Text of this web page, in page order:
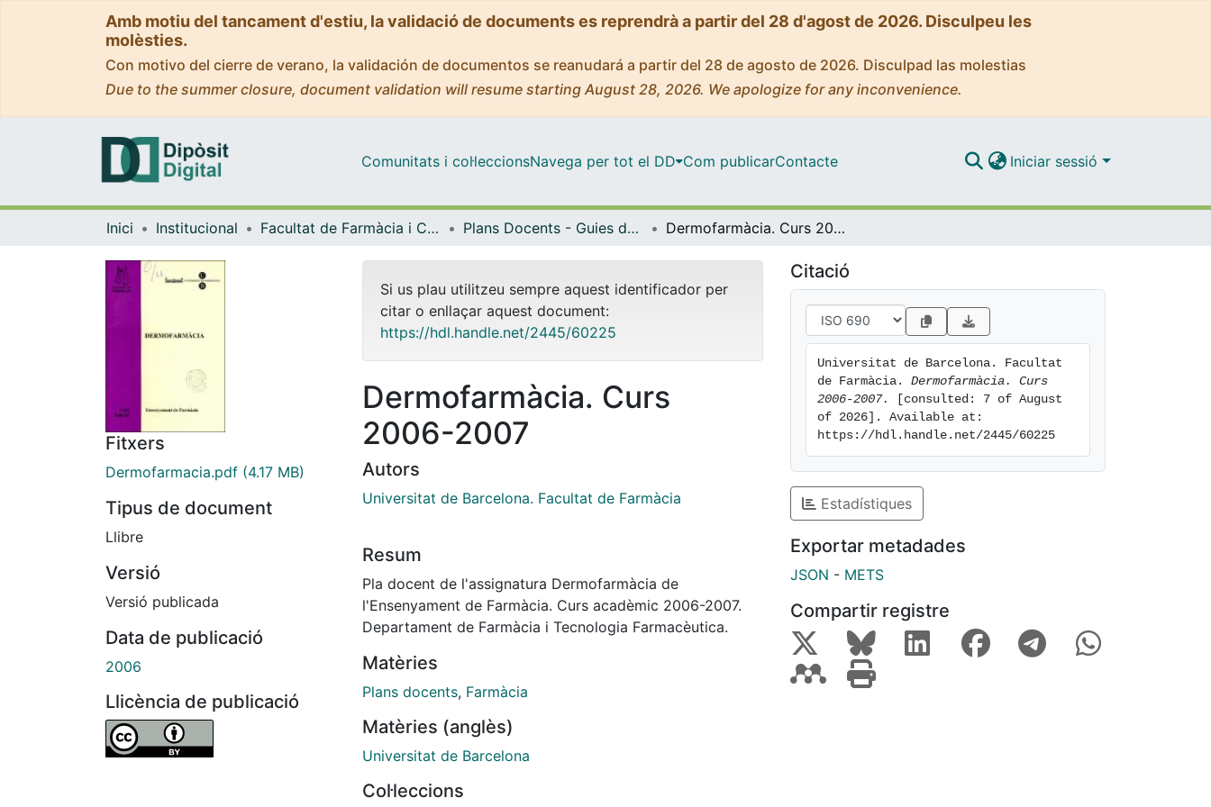
Amb motiu del tancament d'estiu, la validació de documents es reprendrà a partir del 28 d'agost de 2026. Disculpeu les
molèsties.
Con motivo del cierre de verano, la validación de documentos se reanudará a partir del 28 de agosto de 2026. Disculpad las molestias
Due to the summer closure, document validation will resume starting August 28, 2026. We apologize for any inconvenience.
Comunitats i col·leccionsNavega per tot el DD Com publicarContacte Iniciar sessió
Inici Institucional Facultat de Farmàcia i Ciències de l'Alimentació Plans Docents - Guies de l'estudiant (Facultat de Farmàcia i Ciències de l'Alimentació) Dermofarmàcia. Curs 2006-2007
Fitxers
Dermofarmacia.pdf (4.17 MB)
Tipus de document
Llibre
Versió
Versió publicada
Data de publicació
2006
Llicència de publicació
Si us plau utilitzeu sempre aquest identificador per
citar o enllaçar aquest document:
https://hdl.handle.net/2445/60225
Dermofarmàcia. Curs
2006-2007
Autors
Universitat de Barcelona. Facultat de Farmàcia
Resum
Pla docent de l'assignatura Dermofarmàcia de
l'Ensenyament de Farmàcia. Curs acadèmic 2006-2007.
Departament de Farmàcia i Tecnologia Farmacèutica.
Matèries
Plans docents, Farmàcia
Matèries (anglès)
Universitat de Barcelona
Col·leccions
Citació
Universitat de Barcelona. Facultat
de Farmàcia. Dermofarmàcia. Curs
2006-2007.
[consulted: 7 of August
of 2026]. Available at:
https://hdl.handle.net/2445/60225
Estadístiques
Exportar metadades
JSON - METS
Compartir registre